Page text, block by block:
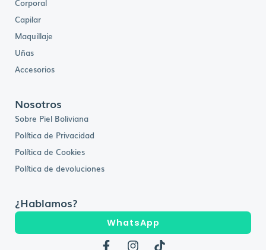
Corporal
Capilar
Maquillaje
Uñas
Accesorios
Nosotros
Sobre Piel Boliviana
Política de Privacidad
Política de Cookies
Política de devoluciones
¿Hablamos?
WhatsApp
F I T